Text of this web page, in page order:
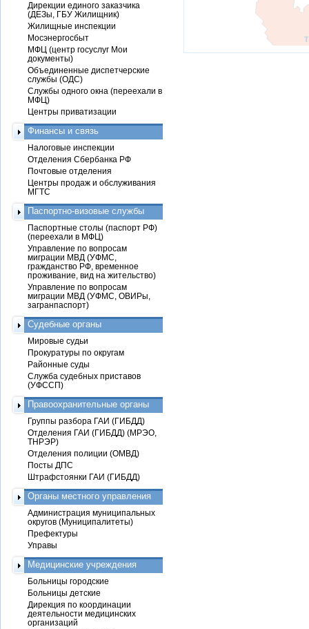
Дирекции единого заказчика
(ДЕЗы, ГБУ Жилищник)
Жилищные инспекции
Мосэнергосбыт
МФЦ (центр госуслуг Мои
документы)
Объединенные диспетчерские
службы (ОДС)
Службы одного окна (переехали в
МФЦ)
Центры приватизации
Финансы и связь
Налоговые инспекции
Отделения Сбербанка РФ
Почтовые отделения
Центры продаж и обслуживания
МГТС
Паспортно-визовые службы
Паспортные столы (паспорт РФ)
(переехали в МФЦ)
Управление по вопросам
миграции МВД (УФМС,
гражданство РФ, временное
проживание, вид на жительство)
Управление по вопросам
миграции МВД (УФМС, ОВИРы,
загранпаспорт)
Судебные органы
Мировые судьи
Прокуратуры по округам
Районные суды
Служба судебных приставов
(УФССП)
Правоохранительные органы
Группы разбора ГАИ (ГИБДД)
Отделения ГАИ (ГИБДД) (МРЭО,
ТНРЭР)
Отделения полиции (ОМВД)
Посты ДПС
Штрафстоянки ГАИ (ГИБДД)
Органы местного управления
Администрация муниципальных
округов (Муниципалитеты)
Префектуры
Управы
Медицинские учреждения
Больницы городские
Больницы детские
Дирекция по координации
деятельности медицинских
организаций